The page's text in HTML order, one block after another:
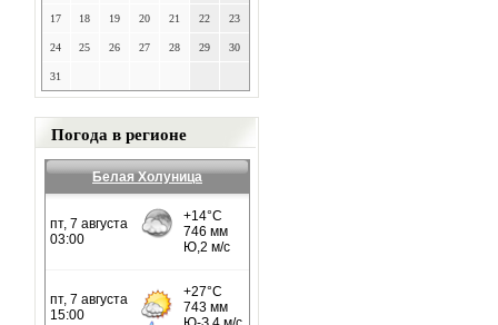
17 18 19 20 21 22 23
24 25 26 27 28 29 30
31
Погода в регионе
Белая Холуница